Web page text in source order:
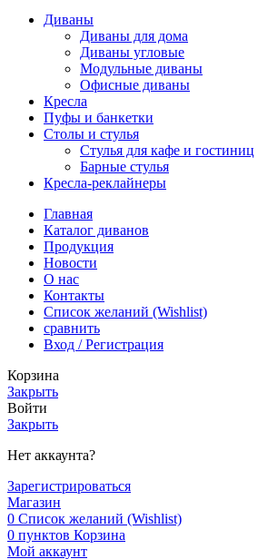
Диваны
Диваны для дома
Диваны угловые
Модульные диваны
Офисные диваны
Кресла
Пуфы и банкетки
Столы и стулья
Стулья для кафе и гостиниц
Барные стулья
Кресла-реклайнеры
Главная
Каталог диванов
Продукция
Новости
О нас
Контакты
Список желаний (Wishlist)
сравнить
Вход / Регистрация
Корзина
Закрыть
Войти
Закрыть
Нет аккаунта?
Зарегистрироваться
Магазин
0 Список желаний (Wishlist)
0 пунктов Корзина
Мой аккаунт